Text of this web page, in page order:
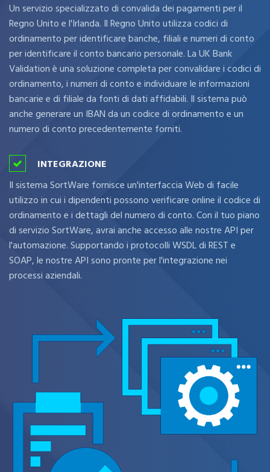
Un servizio specializzato di convalida dei pagamenti per il
Regno Unito e l'Irlanda. Il Regno Unito utilizza codici di
ordinamento per identificare banche, filiali e numeri di conto
per identificare il conto bancario personale. La UK Bank
Validation è una soluzione completa per convalidare i codici di
ordinamento, i numeri di conto e individuare le informazioni
bancarie e di filiale da fonti di dati affidabili. Il sistema può
anche generare un IBAN da un codice di ordinamento e un
numero di conto precedentemente forniti.
INTEGRAZIONE
Il sistema SortWare fornisce un'interfaccia Web di facile
utilizzo in cui i dipendenti possono verificare online il codice di
ordinamento e i dettagli del numero di conto. Con il tuo piano
di servizio SortWare, avrai anche accesso alle nostre API per
l'automazione. Supportando i protocolli WSDL di REST e
SOAP, le nostre API sono pronte per l'integrazione nei
processi aziendali.